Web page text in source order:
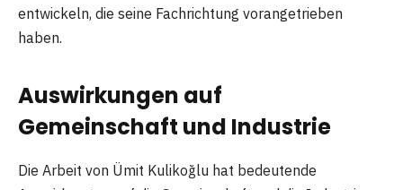
entwickeln, die seine Fachrichtung vorangetrieben
haben.
Auswirkungen auf
Gemeinschaft und Industrie
Die Arbeit von Ümit Kulikoğlu hat bedeutende